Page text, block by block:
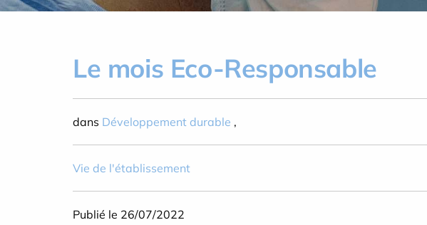
Le mois Eco-Responsable
dans Développement durable ,
Vie de l'établissement
Publié le 26/07/2022